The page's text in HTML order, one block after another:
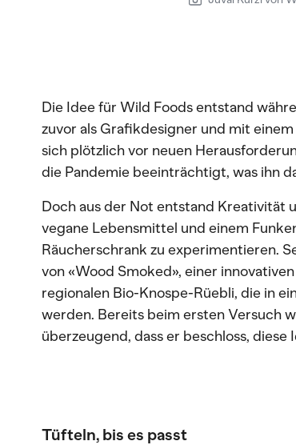
Die Idee für Wild Foods entstand
zuvor als Grafikdesigner und mit
sich plötzlich vor neuen
die Pandemie beeinträchtigt, was ihn
Doch aus der Not entstand Kreativität
vegane Lebensmittel und einem
Räucherschrank zu experimentieren.
von «Wood Smoked», einer
regionalen Bio-Knospe-Rüebli, die in
werden. Bereits beim ersten Versuch
überzeugend, dass er beschloss,
Tüfteln, bis es passt